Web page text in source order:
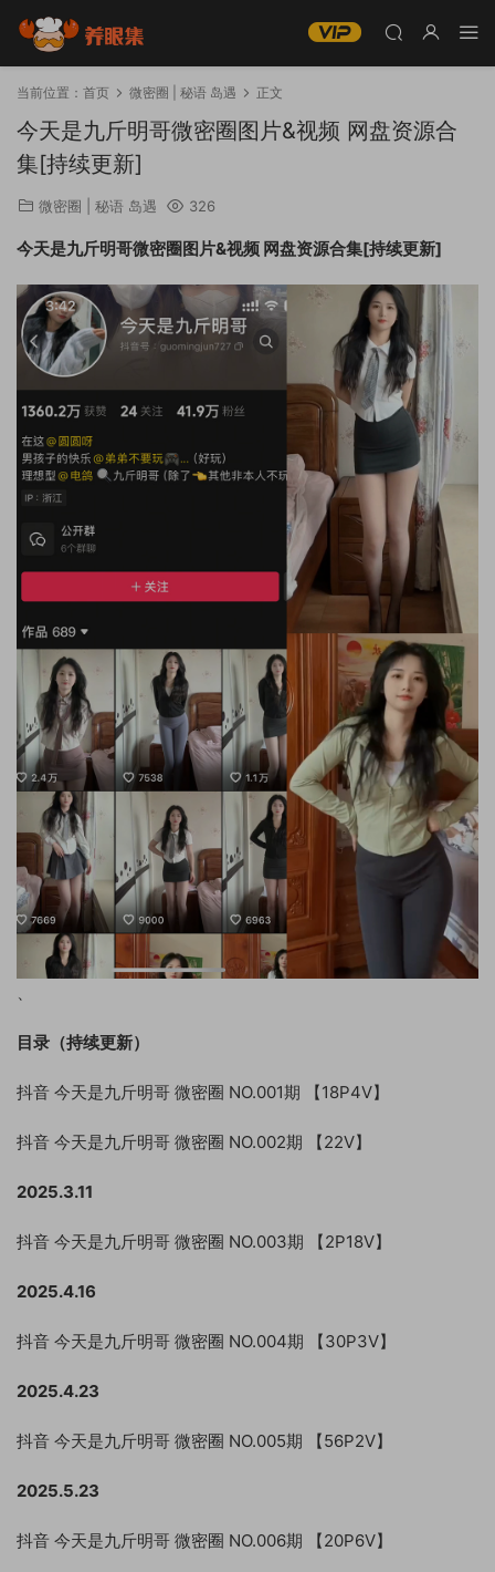
当前位置： 首页 微密圈 | 秘语 岛遇 正文
今天是九斤明哥微密圈图片&视频 网盘资源合
集[持续更新]
微密圈 | 秘语 岛遇 326
今天是九斤明哥微密圈图片&视频 网盘资源合集[持续更新]
、
目录（持续更新）
抖音 今天是九斤明哥 微密圈 NO.001期 【18P4V】
抖音 今天是九斤明哥 微密圈 NO.002期 【22V】
2025.3.11
抖音 今天是九斤明哥 微密圈 NO.003期 【2P18V】
2025.4.16
抖音 今天是九斤明哥 微密圈 NO.004期 【30P3V】
2025.4.23
抖音 今天是九斤明哥 微密圈 NO.005期 【56P2V】
2025.5.23
抖音 今天是九斤明哥 微密圈 NO.006期 【20P6V】